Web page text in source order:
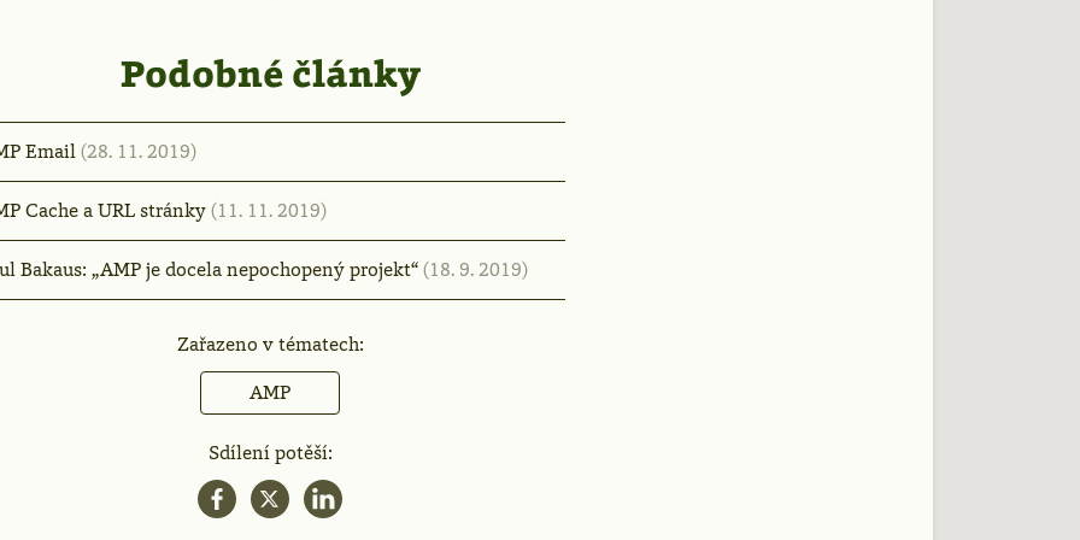
Podobné články
Email(28. 11. 2019)
Cache a URL stránky(11. 11. 2019)
Bakaus: „AMP je docela nepochopený projekt“(18. 9. 2019)
Zařazeno v tématech:
AMP
Sdílení potěší: